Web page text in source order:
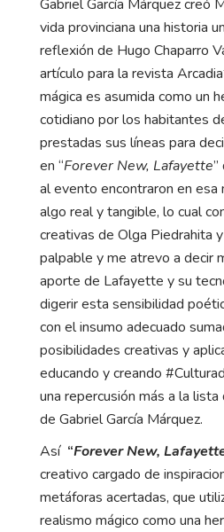
Gabriel García Márquez creó
vida provinciana una historia
reflexión de Hugo Chaparro
artículo para la revista
mágica es asumida como un
cotidiano por los habitantes
prestadas sus líneas para
en “Forever New, Lafayette
al evento encontraron en esa
algo real y tangible, lo cual
creativas de Olga Piedrahita
palpable y me atrevo a decir
aporte de Lafayette y su
digerir esta sensibilidad
con el insumo adecuado
posibilidades creativas y
educando y creando
una repercusión más a la
de Gabriel García Márquez.
Así “Forever New,
creativo cargado de
metáforas acertadas, que
realismo mágico como una